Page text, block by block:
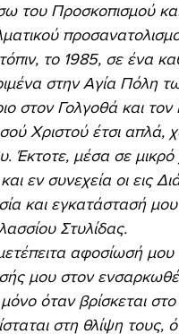
του Προσκοπισμού
στην Αγία Πόλη
στον Γολγοθά και
Χριστού έτσι απλά,
Έκτοτε, μέσα σε
εν συνεχεία οι εις
και εγκατάστασή
Στυλίδας.
μου στον
μόνο όταν βρίσκεται
στη θλίψη τους,